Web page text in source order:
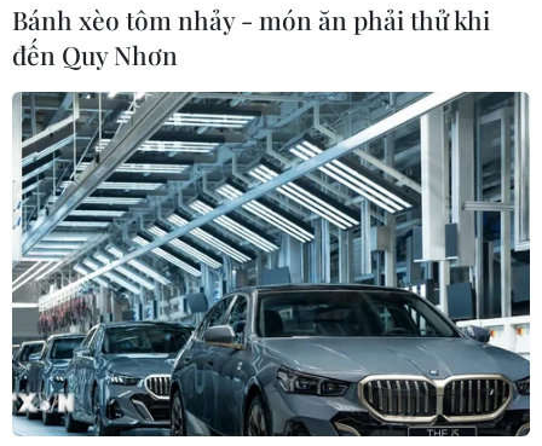
Bánh xèo tôm nhảy - món ăn phải thử khi
đến Quy Nhơn